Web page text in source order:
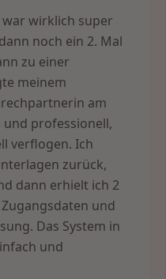
wirklich super
noch ein 2. Mal
zu einer
meinem
am
professionell,
verflogen. Ich
zurück,
dann erhielt ich 2
und
Das System in
und